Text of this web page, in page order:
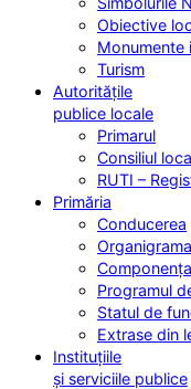
Obiective
Monumente
Turism
Autoritățile
publice locale
Primarul
Consiliul
RUTI –
Primăria
Conducerea
Organigrama
Componența
Programul
Statul de
Extrase din
Instituțiile
și serviciile publice